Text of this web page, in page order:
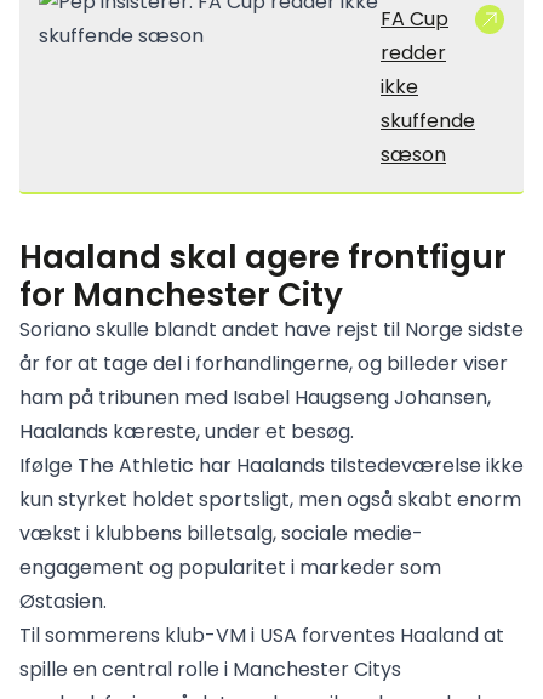
FA Cup
redder
ikke
skuffende
sæson
Haaland skal agere frontfigur
for Manchester City
Soriano skulle blandt andet have rejst til Norge sidste
år for at tage del i forhandlingerne, og billeder viser
ham på tribunen med Isabel Haugseng Johansen,
Haalands kæreste, under et besøg.
Ifølge The Athletic har Haalands tilstedeværelse ikke
kun styrket holdet sportsligt, men også skabt enorm
vækst i klubbens billetsalg, sociale medie-
engagement og popularitet i markeder som
Østasien.
Til sommerens klub-VM i USA forventes Haaland at
spille en central rolle i Manchester Citys